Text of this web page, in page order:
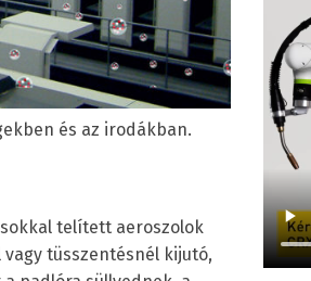
és az irodákban.
telített aeroszolok
tüsszentésnél kijutó,